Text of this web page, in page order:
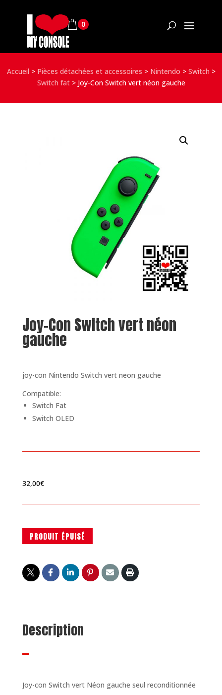
0
Accueil > Pièces détachées et accessoires > Nintendo > Switch >
Switch fat> Joy-Con Switch vert néon gauche
Joy-Con Switch vert néon
gauche
joy-con Nintendo Switch vert neon gauche
Compatible:
Switch Fat
Switch OLED
32,00€
PRODUIT ÉPUISÉ
Description
Joy-con Switch vert Néon gauche seul reconditionnée